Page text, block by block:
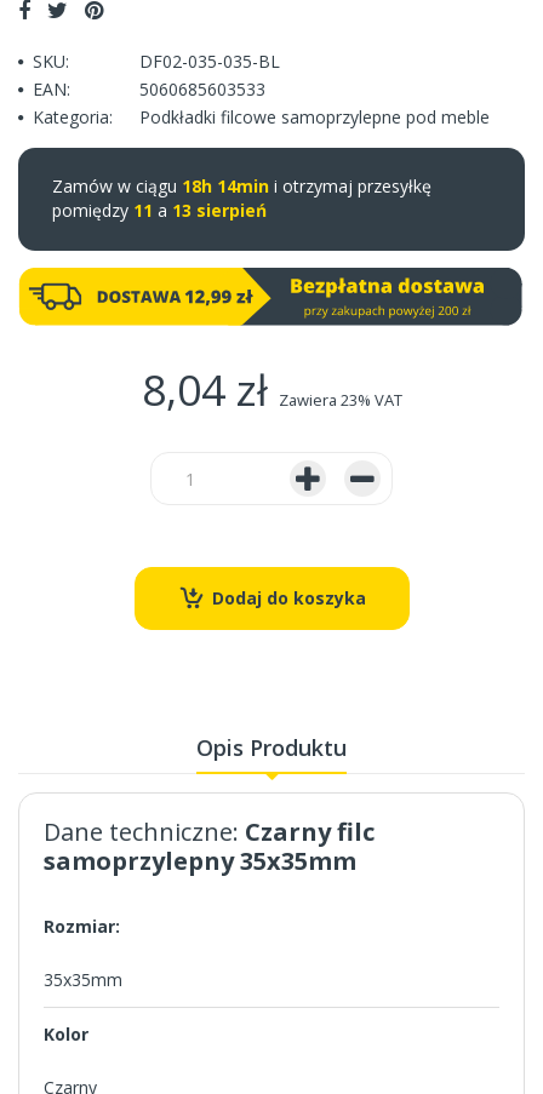
SKU:
DF02-035-035-BL
EAN:
5060685603533
Kategoria:
Podkładki filcowe samoprzylepne pod meble
Zamów w ciągu 18h 14min i otrzymaj przesyłkę
pomiędzy 11 a 13 sierpień
8,04 zł Zawiera 23% VAT
Dodaj do koszyka
Opis Produktu
Dane techniczne: Czarny filc
samoprzylepny 35x35mm
Rozmiar:
35x35mm
Kolor
Czarny